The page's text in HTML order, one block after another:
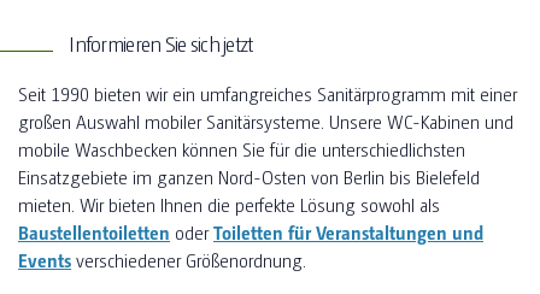
Informieren Sie sich jetzt
Seit 1990 bieten wir ein umfangreiches Sanitärprogramm mit einer
großen Auswahl mobiler Sanitärsysteme. Unsere WC-Kabinen und
mobile Waschbecken können Sie für die unterschiedlichsten
Einsatzgebiete im ganzen Nord-Osten von Berlin bis Bielefeld
mieten. Wir bieten Ihnen die perfekte Lösung sowohl als
Baustellentoiletten oderToiletten für Veranstaltungen und
Eventsverschiedener Größenordnung.